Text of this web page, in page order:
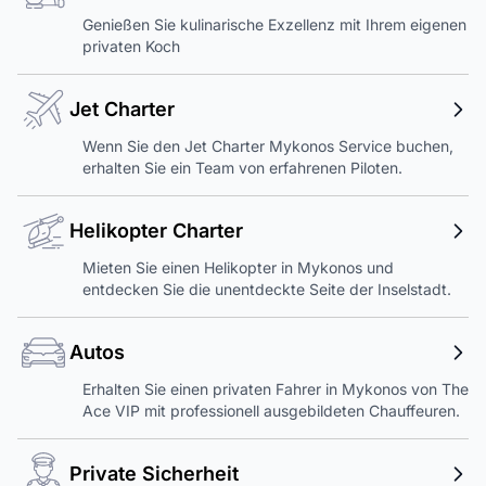
Genießen Sie kulinarische Exzellenz mit Ihrem eigenen
privaten Koch
Jet Charter
Wenn Sie den Jet Charter Mykonos Service buchen,
erhalten Sie ein Team von erfahrenen Piloten.
Helikopter Charter
Mieten Sie einen Helikopter in Mykonos und
entdecken Sie die unentdeckte Seite der Inselstadt.
Autos
Erhalten Sie einen privaten Fahrer in Mykonos von The
Ace VIP mit professionell ausgebildeten Chauffeuren.
Private Sicherheit